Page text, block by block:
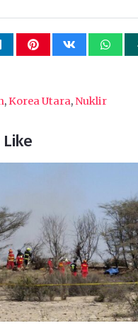
,Korea Utara, Nuklir
Like